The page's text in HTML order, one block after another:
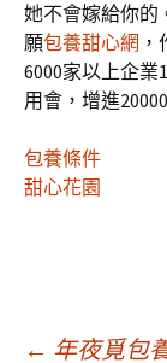
她不會嫁給你的
願包養甜心網
6000家以上企
用會，增進
包養條件
甜心花園
← 年夜覓包